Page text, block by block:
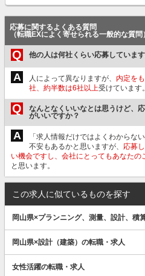
応募に関するよくある質問
（転職EXによく寄せられる一般的な質問）
Q 他の人は何社くらい応募していま
A 人によって異なりますが、 内定を
社、約半数は6社以上受けています。
Q
なんとなくいいなとは思うけど、
がいいですか？
A
「求人情報だけではよくわからな
不安もあるかと思いますが、 応募
い機会ですし、会社にとってもあなたの
と思います。
この求人に似ているものを探す
岡山県×プランニング、測量、設計、積
岡山県×設計（建築）の転職・求人
女性活躍の転職・求人